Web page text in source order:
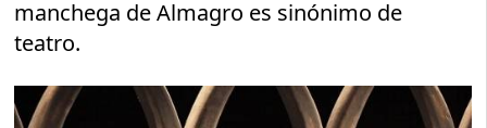
manchega de Almagro es sinónimo de
teatro.